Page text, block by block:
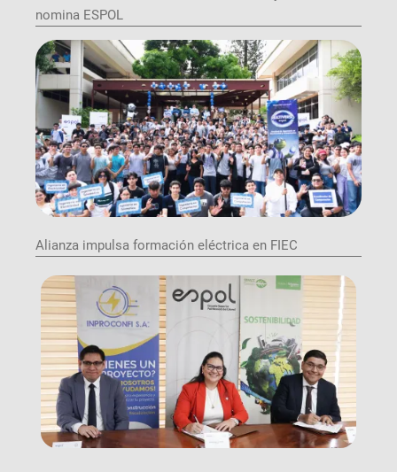
nomina ESPOL
Alianza impulsa formación eléctrica en FIEC
Image